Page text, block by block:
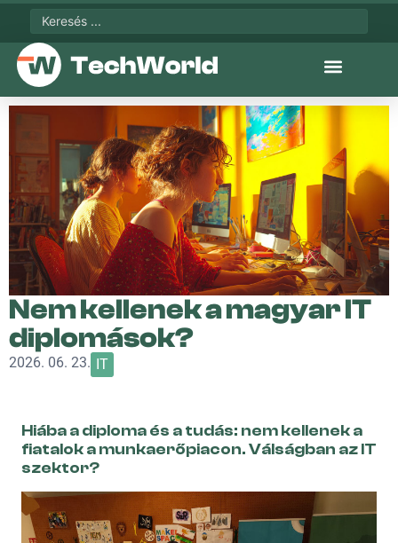
Nem kellenek a magyar IT
diplomások?
2026. 06. 23. IT
Hiába a diploma és a tudás: nem kellenek a
fiatalok a munkaerőpiacon. Válságban az IT
szektor?